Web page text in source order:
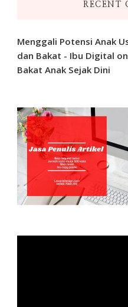
RECENT
Menggali Potensi Anak
dan Bakat - Ibu Digital on
Bakat Anak Sejak Dini